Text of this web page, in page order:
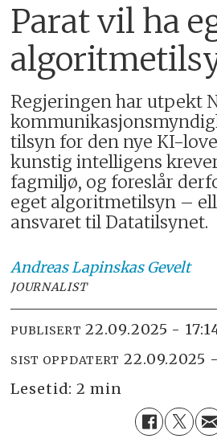
Parat vil ha
Regjeringen har utpekt
tilsyn for den nye KI-
kunstig intelligens
fagmiljø, og foreslår
eget algoritmetilsyn –
ansvaret til Datatilsynet.
AndreasLapinskas Gevelt
JOURNALIST
PUBLISERT 22.09.2025 -
SIST OPPDATERT
22.09.2025
Lesetid:2 min